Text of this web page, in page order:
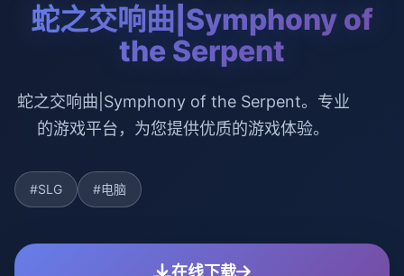
蛇之交响曲|Symphony of
the Serpent
蛇之交响曲|Symphony of the Serpent。专业
的游戏平台，为您提供优质的游戏体验。
#SLG #电脑
在线下载